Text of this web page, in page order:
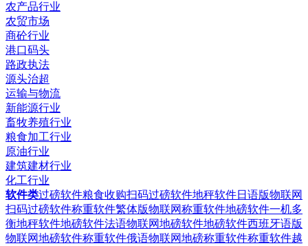
农产品行业
农贸市场
商砼行业
港口码头
路政执法
源头治超
运输与物流
新能源行业
畜牧养殖行业
粮食加工行业
原油行业
建筑建材行业
化工行业
软件类过磅软件粮食收购扫码过磅软件地秤软件日语版物联网
扫码过磅软件称重软件繁体版物联网称重软件地磅软件一机多
衡地秤软件地磅软件法语物联网地磅软件地磅软件西班牙语版
物联网地磅软件称重软件俄语物联网地磅称重软件称重软件越